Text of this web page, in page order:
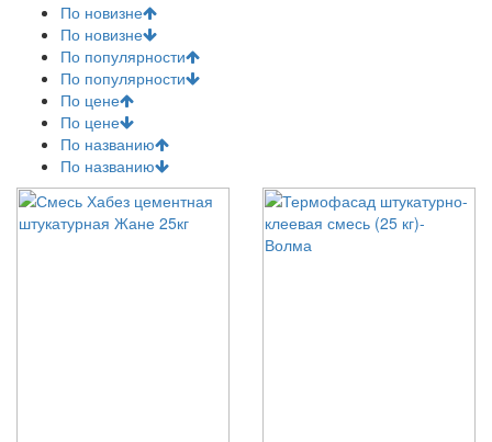
По новизне
По новизне
По популярности
По популярности
По цене
По цене
По названию
По названию